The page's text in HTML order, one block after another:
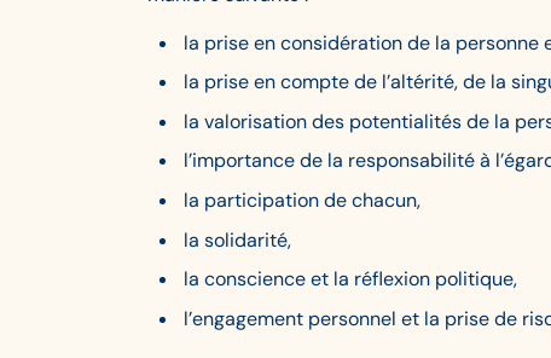
la prise en considération de la personne
la prise en compte de l’altérité, de la
la valorisation des potentialités de la
l’importance de la responsabilité à
la participation de chacun,
la solidarité,
la conscience et la réflexion politique,
l’engagement personnel et la prise de